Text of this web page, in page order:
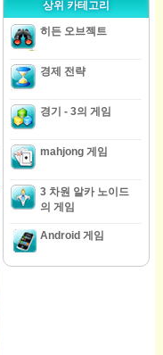
상위 카테고리
히든 오브젝트
경제 전략
경기 - 3의 게임
mahjong 게임
3 차원 알카 노이드
의 게임
Android 게임